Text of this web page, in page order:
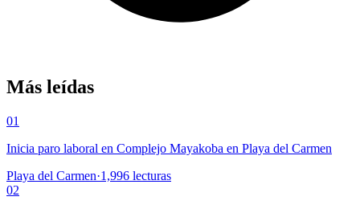
Más leídas
01
Inicia paro laboral en Complejo Mayakoba en Playa del Carmen
Playa del Carmen·1,996 lecturas
02